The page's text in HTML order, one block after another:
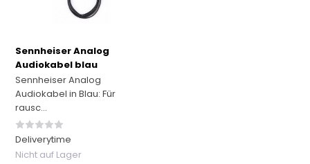
Sennheiser Analog
Audiokabel blau
Sennheiser Analog
Audiokabel in Blau: Für
rausc...
Deliverytime
Nicht auf Lager